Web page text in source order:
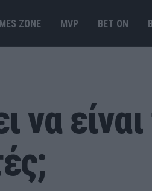
ΖΟΝΕ MVP BET ΟΝ
να